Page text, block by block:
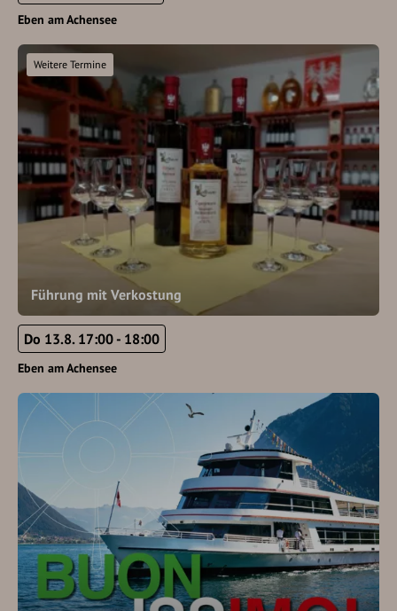
Eben am Achensee
Führung mit Verkostung
Weitere Termine
Do 13.8. 17:00 - 18:00
Eben am Achensee